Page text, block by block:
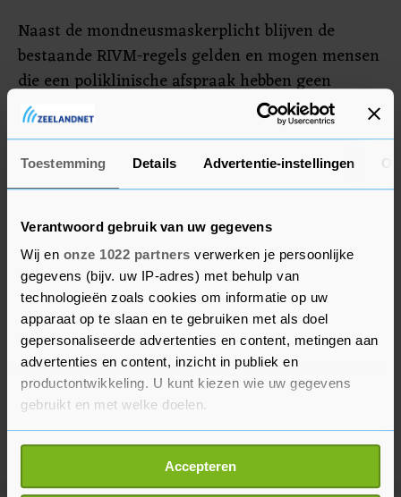
Toestemming Details Advertentie-instellingen
Verantwoord gebruik van uw gegevens
Wij en onze 1022 partners verwerken je persoonlijke
gegevens (bijv. uw IP-adres) met behulp van
technologieën zoals cookies om informatie op uw
apparaat op te slaan en te gebruiken met als doel
gepersonaliseerde advertenties en content, metingen aan
advertenties en content, inzicht in publiek en
productontwikkeling. U kunt kiezen wie uw gegevens
gebruikt en met welke doelen.
Als u het toestaat, willen we ook graag:
Informatie verzamelen over uw geografische
locatie, die tot een paar meter nauwkeurig kan zijn
Accepteren
Naast de mondneusmaskerplicht blijven de
bestaande RIVM-regels gelden en mogen mensen
die een poliklinische afspraak hebben geen
begeleider meenemen. Ook is er slechts één
bezoekers per bezoektijd toegestaan.